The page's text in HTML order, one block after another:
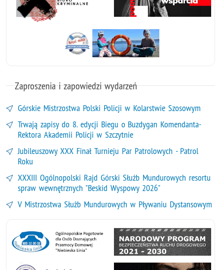
Zaproszenia i zapowiedzi wydarzeń
Górskie Mistrzostwa Polski Policji w Kolarstwie Szosowym
Trwają zapisy do 8. edycji Biegu o Buzdygan Komendanta-
Rektora Akademii Policji w Szczytnie
Jubileuszowy XXX Finał Turnieju Par Patrolowych - Patrol
Roku
XXXIII Ogólnopolski Rajd Górski Służb Mundurowych resortu
spraw wewnętrznych "Beskid Wyspowy 2026"
V Mistrzostwa Służb Mundurowych w Pływaniu Dystansowym